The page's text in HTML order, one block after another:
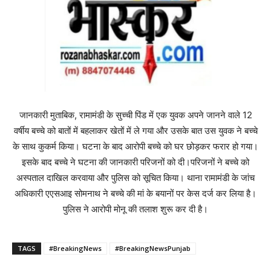
जानकारी मुताबिक, रामामंडी के सुच्ची पिंड में एक युवक अपने जानने वाले 12
वर्षीय बच्चे को बातों में बहलाकर खेतों में ले गया और उसके बात उस युवक ने बच्चे
के साथ कुकर्म किया। घटना के बाद आरोपी बच्चे को घर छोड़कर फरार हो गया।
इसके बाद बच्चे ने घटना की जानकारी परिजनों को दी।परिजनों ने बच्चे को
अस्पताल दाखिल करवाया और पुलिस को सूचित किया। थाना रामामंडी के जांच
अधिकारी एएसआइ सोमनाथ ने बच्चे की मां के बयानों पर केस दर्ज कर लिया है।
पुलिस ने आरोपी मोनू की तलाश शुरू कर दी है।
TAGS #BreakingNews #BreakingNewsPunjab